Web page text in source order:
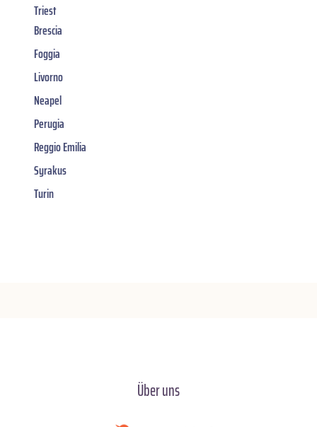
Triest
Brescia
Foggia
Livorno
Neapel
Perugia
Reggio Emilia
Syrakus
Turin
Über uns